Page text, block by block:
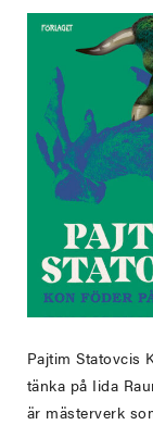
Pajtim Statovcis
tänka på Iida
är mästerverk